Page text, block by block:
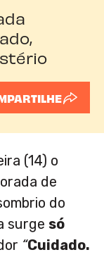
(14) o
de
do
surge só
“Cuidado.